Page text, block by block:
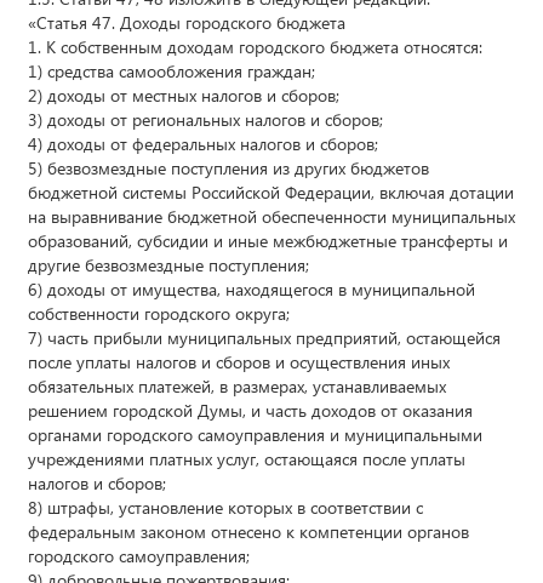
«Статья 47. Доходы городского бюджета
1. К собственным доходам городского бюджета относятся:
1) средства самообложения граждан;
2) доходы от местных налогов и сборов;
3) доходы от региональных налогов и сборов;
4) доходы от федеральных налогов и сборов;
5) безвозмездные поступления из других бюджетов
бюджетной системы Российской Федерации, включая дотации
на выравнивание бюджетной обеспеченности муниципальных
образований, субсидии и иные межбюджетные трансферты и
другие безвозмездные поступления;
6) доходы от имущества, находящегося в муниципальной
собственности городского округа;
7) часть прибыли муниципальных предприятий, остающейся
после уплаты налогов и сборов и осуществления иных
обязательных платежей, в размерах, устанавливаемых
решением городской Думы, и часть доходов от оказания
органами городского самоуправления и муниципальными
учреждениями платных услуг, остающаяся после уплаты
налогов и сборов;
8) штрафы, установление которых в соответствии с
федеральным законом отнесено к компетенции органов
городского самоуправления;